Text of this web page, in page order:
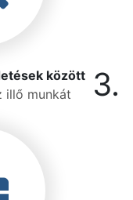
között
illő munkát
3.